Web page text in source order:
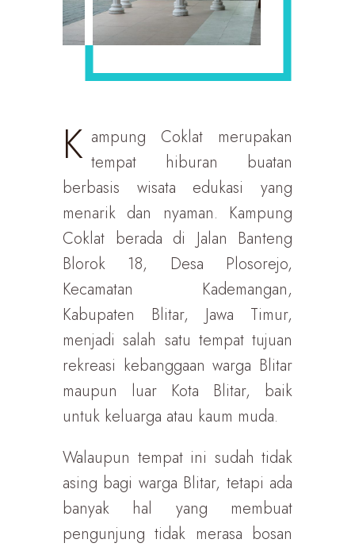
K ampung Coklat merupakan
tempat hiburan buatan
berbasis wisata edukasi yang
menarik dan nyaman. Kampung
Coklat berada di Jalan Banteng
Blorok 18, Desa Plosorejo,
Kecamatan Kademangan,
Kabupaten Blitar, Jawa Timur,
menjadi salah satu tempat tujuan
rekreasi kebanggaan warga Blitar
maupun luar Kota Blitar, baik
untuk keluarga atau kaum muda.
Walaupun tempat ini sudah tidak
asing bagi warga Blitar, tetapi ada
banyak hal yang membuat
pengunjung tidak merasa bosan